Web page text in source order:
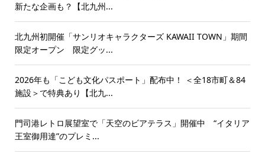
新たな企画も？【北九州...
北九州初開催「サンリオキャラクターズ KAWAII TOWN」期間
限定オープン 限定グッ...
2026年も「こども文化パスポート」配布中！ ＜全18市町＆84
施設＞で特典あり【北九...
門司港レトロ展望室で「天空のビアテラス」開催中 “イタリア
王室御用達”のプレミ...